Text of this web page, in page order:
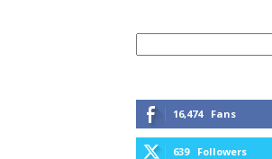
16,474 Fans
639 Followers